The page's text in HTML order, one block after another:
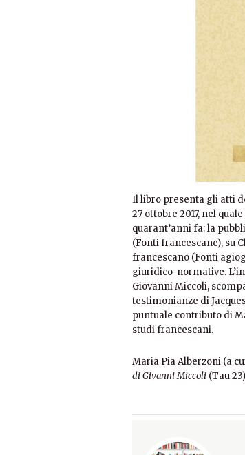
Il libro presenta gli atti
27 ottobre 2017, nel
quarant’anni fa: la
(Fonti francescane), su
francescano (Fonti
giuridico-normative.
Giovanni Miccoli,
testimonianze di
puntuale contributo di
studi francescani.
Maria Pia Alberzoni (a
di Givanni Miccoli (Tau